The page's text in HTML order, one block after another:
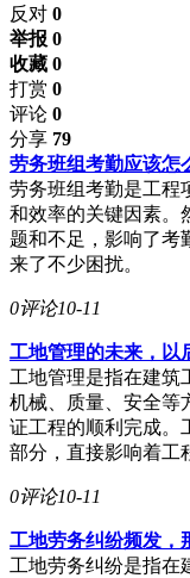
反对 0
举报 0
收藏 0
打赏 0
评论 0
分享 79
劳务班组考勤应该怎
劳务班组考勤是工程
和效率的关键因素。
题和不足，影响了考
来了不少困扰。
0评论10-11
工地管理的未来，以
工地管理是指在建筑
机械、质量、安全等
证工程的顺利完成。
部分，直接影响着工
0评论10-11
工地劳务纠纷频发，
工地劳务纠纷是指在